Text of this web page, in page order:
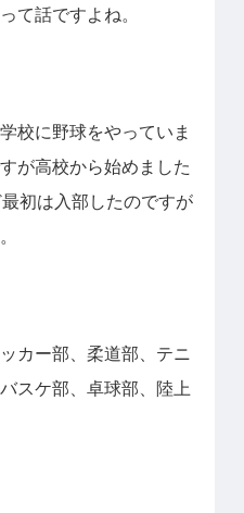
て話ですよね。
校に野球をやっていま
が高校から始めました
初は入部したのですが
カー部、柔道部、テニ
スケ部、卓球部、陸上